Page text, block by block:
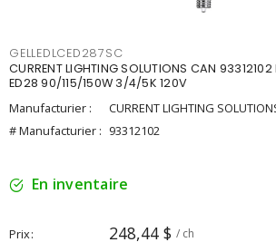
GELLEDLCED287SC
CURRENT LIGHTING SOLUTIONS CAN 93312102
ED28 90/115/150W 3/4/5K 120V
Manufacturier :
CURRENT LIGHTING
# Manufacturier : 93312102
En inventaire
Prix 248,44 $ / ch